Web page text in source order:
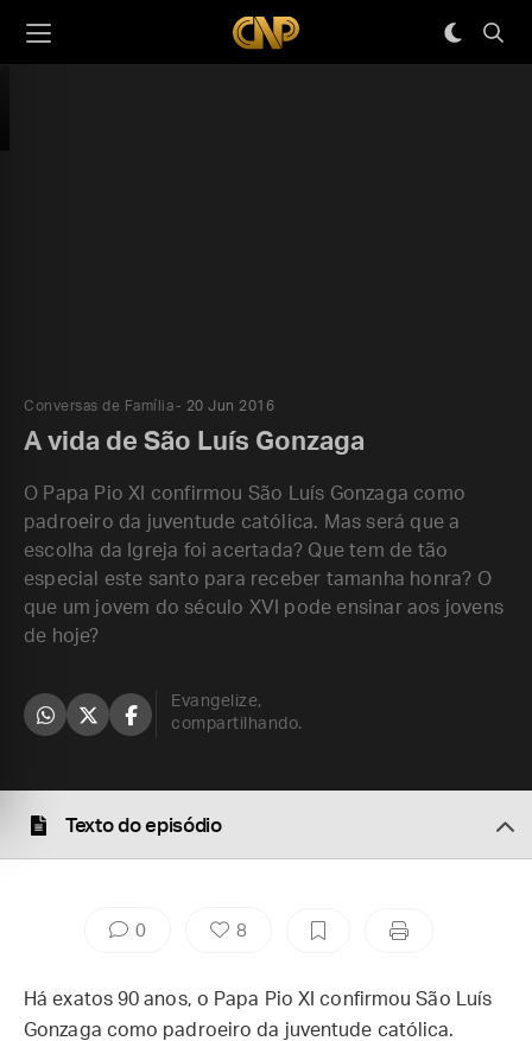
Conversas de Família 20 Jun 2016
A vida de São Luís Gonzaga
O Papa Pio XI confirmou São Luís Gonzaga como
padroeiro da juventude católica. Mas será que a
escolha da Igreja foi acertada? Que tem de tão
especial este santo para receber tamanha honra? O
que um jovem do século XVI pode ensinar aos jovens
de hoje?
Evangelize,
compartilhando.
Texto do episódio
0 8
Há exatos 90 anos, o Papa Pio XI confirmou São Luís
Gonzaga como padroeiro da juventude católica.